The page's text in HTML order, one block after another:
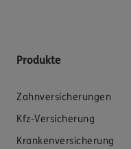
Produkte
Zahnversicherungen
Kfz-Versicherung
Krankenversicherung